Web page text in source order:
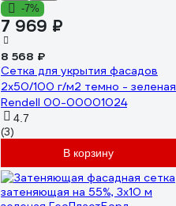
-7%
7 969 ₽
8 568 ₽
Сетка для укрытия фасадов
2х50/100 г/м2 темно - зеленая
Rendell 00-00001024
4.7
(3)
В корзину